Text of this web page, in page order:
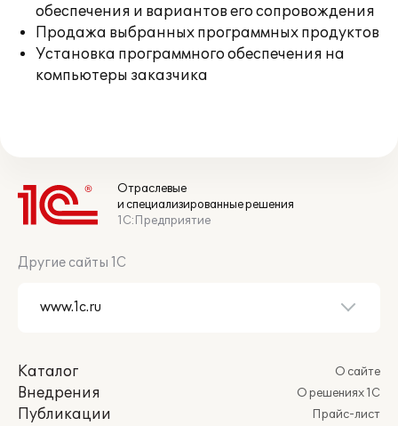
обеспечения и вариантов его сопровождения
Продажа выбранных программных продуктов
Установка программного обеспечения на
компьютеры заказчика
Отраслевые
и специализированные решения
1С:Предприятие
Другие сайты 1С
Каталог
Внедрения
Публикации
О сайте
О решениях 1С
Прайс-лист